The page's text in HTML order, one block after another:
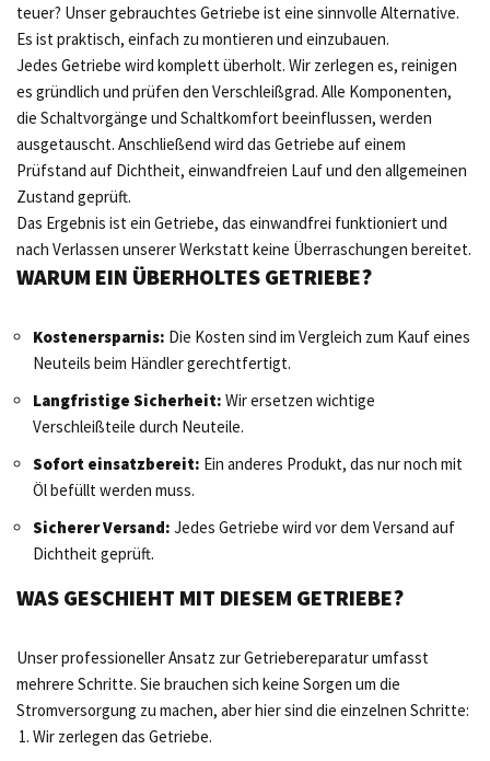
teuer? Unser gebrauchtes Getriebe ist eine sinnvolle Alternative.
Es ist praktisch, einfach zu montieren und einzubauen.
Jedes Getriebe wird komplett überholt. Wir zerlegen es, reinigen
es gründlich und prüfen den Verschleißgrad. Alle Komponenten,
die Schaltvorgänge und Schaltkomfort beeinflussen, werden
ausgetauscht. Anschließend wird das Getriebe auf einem
Prüfstand auf Dichtheit, einwandfreien Lauf und den allgemeinen
Zustand geprüft.
Das Ergebnis ist ein Getriebe, das einwandfrei funktioniert und
nach Verlassen unserer Werkstatt keine Überraschungen bereitet.
WARUM EIN ÜBERHOLTES GETRIEBE?
Kostenersparnis: Die Kosten sind im Vergleich zum Kauf eines
Neuteils beim Händler gerechtfertigt.
Langfristige Sicherheit: Wir ersetzen wichtige
Verschleißteile durch Neuteile.
Sofort einsatzbereit: Ein anderes Produkt, das nur noch mit
Öl befüllt werden muss.
Sicherer Versand: Jedes Getriebe wird vor dem Versand auf
Dichtheit geprüft.
WAS GESCHIEHT MIT DIESEM GETRIEBE?
Unser professioneller Ansatz zur Getriebereparatur umfasst
mehrere Schritte. Sie brauchen sich keine Sorgen um die
Stromversorgung zu machen, aber hier sind die einzelnen Schritte:
Wir zerlegen das Getriebe.